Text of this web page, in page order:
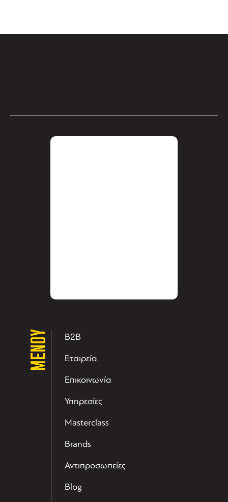
ΜΕΝΟΥ B2B
Εταιρεία
Επικοινωνία
Υπηρεσίες
Masterclass
Brands
Αντιπροσωπείες
Blog